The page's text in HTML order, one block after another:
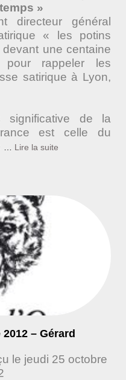
»
directeur général
« les potins
devant une centaine
pour rappeler les
satirique à Lyon,
significative de la
est celle du
Lire la suite
– Gérard
le jeudi 25 octobre